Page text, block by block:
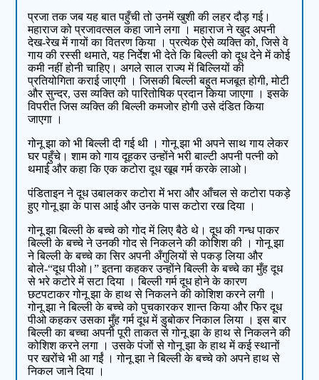
प्रजा तक जब यह बात पहुँची तो उनमें खुशी की लहर दौड़ गई।
महाराज को प्रजावत्सल कहा जाने लगा । महाराज ने खुद अपनी
देख-रेख में गायों का वितरण किया । प्रत्येक ऐसे व्यक्ति को, जिसे वे
गाय की रस्सी थमाते, यह निर्देश भी देते कि बिल्ली को दूध देने में कोई
कमी नहीं होनी चाहिए। अगले साल राज्य में बिल्लियों की
प्रतियोगिता कराई जाएगी । जिसकी बिल्ली बहुत मजबूत होगी, मोटी
और सुन्दर, उस व्यक्ति को पारितोषिक प्रदान किया जाएगा । इसके
विपरीत जिस व्यक्ति की बिल्ली कमजोर होगी उसे दंडित किया
जाएगा ।
गोनू झा को भी बिल्ली दी गई थी । गोनू झा भी अपने साथ गाय लेकर
घर पहुँचे। शाम को गाय दूहकर उन्होंने भरी बाल्टी अपनी पत्नी को
थमाई और कहा कि एक कटोरा दूध खूब गर्म करके लाओ।
पंडिताइन ने दूध उबालकर कटोरा में भरा और आँचल से कटोरा पकड़े
हुए गोनू झा के पास आई और उनके पास कटोरा रख दिया ।
गोनू झा बिल्ली के बच्चे को गोद में लिए बैठे थे। दूध की गन्ध पाकर
बिल्ली के बच्चे ने उनकी गोद से निकलने की कोशिश की । गोनू झा
ने बिल्ली के बच्चे का सिर अपनी अँगुलियों से पकड़ लिया और
बोले-“दूध पीओ।” इतना कहकर उन्होंने बिल्ली के बच्चे का मुँह दूध
से भरे कटोरे में सटा दिया । बिल्ली गर्म दूध होने के कारण
छटपटाकर गोनू झा के हाथ से निकलने की कोशिश करने लगी ।
गोनू झा ने बिल्ली के बच्चे को पुचकारकर शान्त किया और फिर दूध
पीओ कहकर उसका मुँह गर्म दूध में डुबोकर निकाल लिया । इस बार
बिल्ली का बच्चा अपनी पूरी ताकत से गोनू झा के हाथ से निकलने की
कोशिश करने लगा । उसके पंजों से गोनू झा के हाथ में कई स्थानों
पर खरोंचे भी आ गईं । गोनू झा ने बिल्ली के बच्चे को अपने हाथ से
निकल जाने दिया ।